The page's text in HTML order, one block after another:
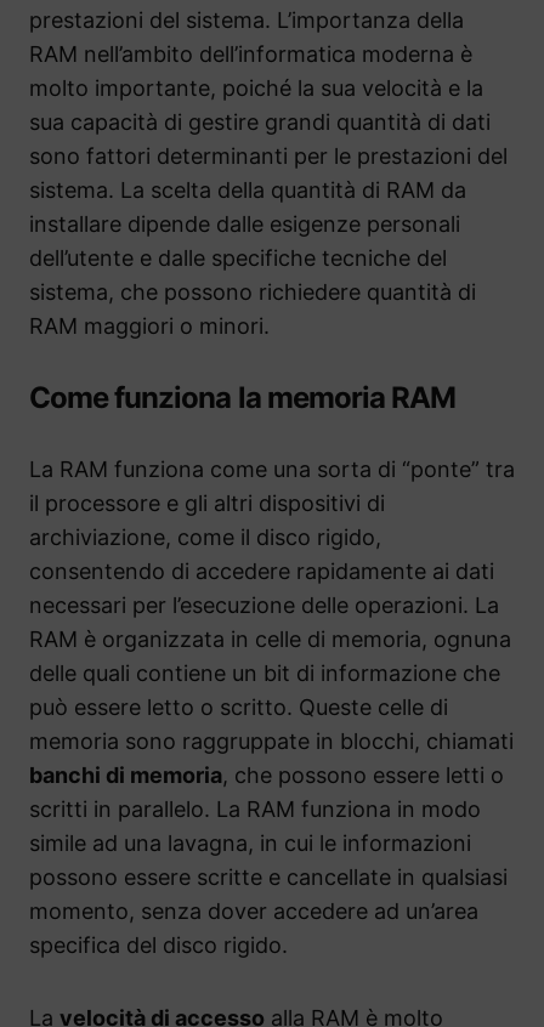
prestazioni del sistema. L’importanza della
RAM nell’ambito dell’informatica moderna è
molto importante, poiché la sua velocità e la
sua capacità di gestire grandi quantità di dati
sono fattori determinanti per le prestazioni del
sistema. La scelta della quantità di RAM da
installare dipende dalle esigenze personali
dell’utente e dalle specifiche tecniche del
sistema, che possono richiedere quantità di
RAM maggiori o minori.
Come funziona la memoria RAM
La RAM funziona come una sorta di “ponte” tra
il processore e gli altri dispositivi di
archiviazione, come il disco rigido,
consentendo di accedere rapidamente ai dati
necessari per l’esecuzione delle operazioni. La
RAM è organizzata in celle di memoria, ognuna
delle quali contiene un bit di informazione che
può essere letto o scritto. Queste celle di
memoria sono raggruppate in blocchi, chiamati
banchi di memoria, che possono essere letti o
scritti in parallelo. La RAM funziona in modo
simile ad una lavagna, in cui le informazioni
possono essere scritte e cancellate in qualsiasi
momento, senza dover accedere ad un’area
specifica del disco rigido.
La velocità di accesso alla RAM è molto